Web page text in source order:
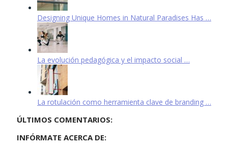
Designing Unique Homes in Natural Paradises Has …
La evolución pedagógica y el impacto social …
La rotulación como herramienta clave de branding …
ÚLTIMOS COMENTARIOS:
INFÓRMATE ACERCA DE: